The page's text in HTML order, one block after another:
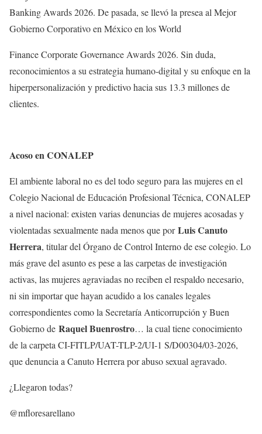
Banking Awards 2026. De pasada, se llevó la presea al Mejor
Gobierno Corporativo en México en los World
Finance Corporate Governance Awards 2026. Sin duda,
reconocimientos a su estrategia humano-digital y su enfoque en la
hiperpersonalización y predictivo hacia sus 13.3 millones de
clientes.
Acoso en CONALEP
El ambiente laboral no es del todo seguro para las mujeres en el
Colegio Nacional de Educación Profesional Técnica, CONALEP
a nivel nacional: existen varias denuncias de mujeres acosadas y
violentadas sexualmente nada menos que porLuis Canuto
Herrera, titular del Órgano de Control Interno de ese colegio. Lo
más grave del asunto es pese a las carpetas de investigación
activas, las mujeres agraviadas no reciben el respaldo necesario,
ni sin importar que hayan acudido a los canales legales
correspondientes como la Secretaría Anticorrupción y Buen
Gobierno de Raquel Buenrostro… la cual tiene conocimiento
de la carpeta CI-FITLP/UAT-TLP-2/UI-1 S/D00304/03-2026,
que denuncia a Canuto Herrera por abuso sexual agravado.
¿Llegaron todas?
@mfloresarellano